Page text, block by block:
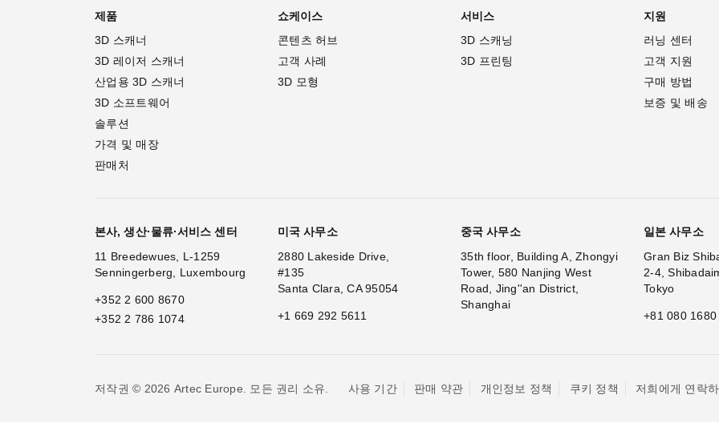
제품
3D 스캐너
3D 레이저 스캐너
산업용 3D 스캐너
3D 소프트웨어
솔루션
가격 및 매장
판매처
쇼케이스
콘텐츠 허브
고객 사례
3D 모형
서비스
3D 스캐닝
3D 프린팅
지원
러닝 센터
고객 지원
구매 방법
보증 및 배송
본사, 생산·물류·서비스 센터
11 Breedewues, L-1259
Senningerberg, Luxembourg
+352 2 600 8670
+352 2 786 1074
미국 사무소
2880 Lakeside Drive,
#135
Santa Clara, CA 95054
+1 669 292 5611
중국 사무소
35th floor, Building A, Zhongyi
Tower, 580 Nanjing West
Road, Jing''an District,
Shanghai
일본 사무소
Gran Biz
2-4,
Tokyo
+81 080 1680
저작권 © 2026 Artec Europe. 모든 권리 소유. 사용 기간 판매 약관 개인정보 정책 쿠키 정책 저희에게 연락